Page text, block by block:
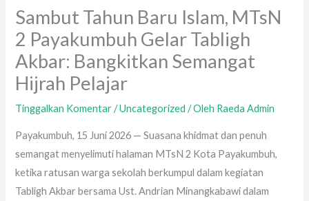
Sambut Tahun Baru Islam, MTsN
2 Payakumbuh Gelar Tabligh
Akbar: Bangkitkan Semangat
Hijrah Pelajar
Tinggalkan Komentar /Uncategorized / Oleh Raeda Admin
Payakumbuh, 15 Juni 2026 — Suasana khidmat dan penuh
semangat menyelimuti halaman MTsN 2 Kota Payakumbuh,
ketika ratusan warga sekolah berkumpul dalam kegiatan
Tabligh Akbar bersama Ust. Andrian Minangkabawi dalam